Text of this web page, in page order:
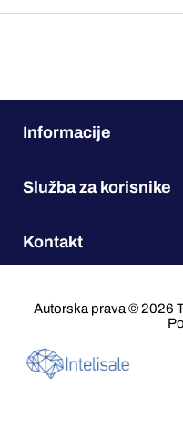
Informacije
Služba za korisnike
Kontakt
Autorska prava © 2026